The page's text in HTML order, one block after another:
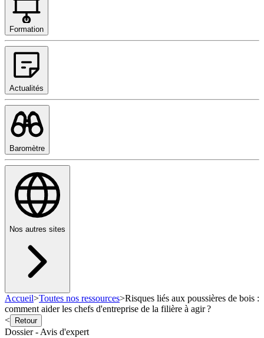
Formation
Actualités
Baromètre
Nos autres sites
Accueil>Toutes nos ressources>Risques liés aux poussières de bois :
comment aider les chefs d'entreprise de la filière à agir ?
<
Retour
Dossier - Avis d'expert